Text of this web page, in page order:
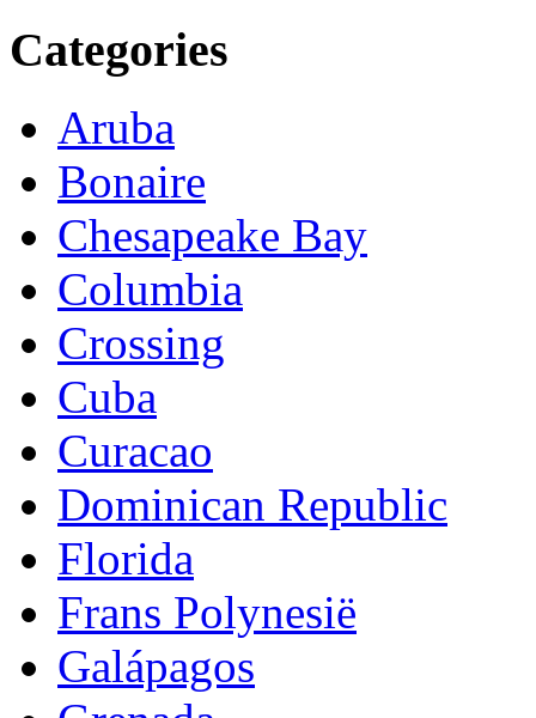
Categories
Aruba
Bonaire
Chesapeake Bay
Columbia
Crossing
Cuba
Curacao
Dominican Republic
Florida
Frans Polynesië
Galápagos